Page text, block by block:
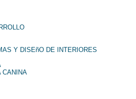
Y DISEñO DE INTERIORES
CANINA